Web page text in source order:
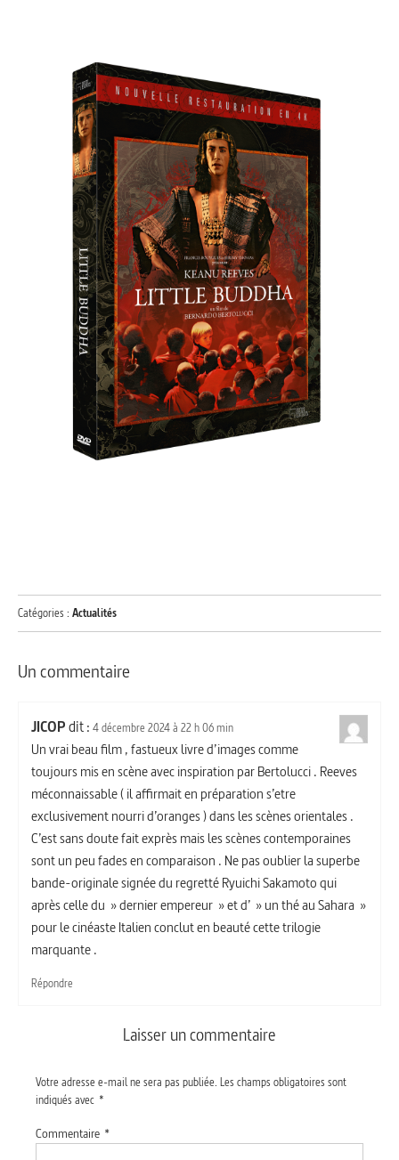
Catégories : Actualités
Un commentaire
JICOPdit : 4 décembre 2024 à 22 h 06 min
Un vrai beau film , fastueux livre d’images comme
toujours mis en scène avec inspiration par Bertolucci . Reeves
méconnaissable ( il affirmait en préparation s’etre
exclusivement nourri d’oranges ) dans les scènes orientales .
C’est sans doute fait exprès mais les scènes contemporaines
sont un peu fades en comparaison . Ne pas oublier la superbe
bande-originale signée du regretté Ryuichi Sakamoto qui
après celle du » dernier empereur » et d’ » un thé au Sahara »
pour le cinéaste Italien conclut en beauté cette trilogie
marquante .
Répondre
Laisser un commentaire
Votre adresse e-mail ne sera pas publiée. Les champs obligatoires sont
indiqués avec *
Commentaire *